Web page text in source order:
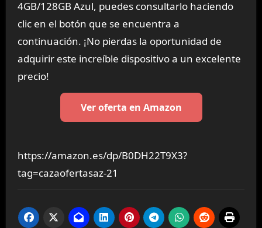
4GB/128GB Azul, puedes consultarlo haciendo
clic en el botón que se encuentra a
continuación. ¡No pierdas la oportunidad de
adquirir este increíble dispositivo a un excelente
precio!
Ver oferta en Amazon
https://amazon.es/dp/B0DH22T9X3?
tag=cazaofertasaz-21